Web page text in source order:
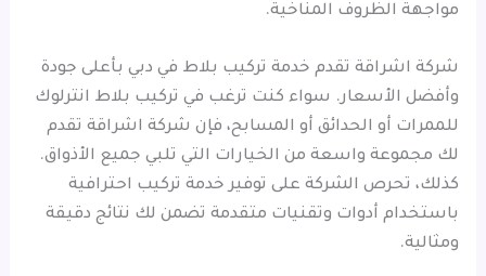
مواجهة الظروف المناخية.
شركة اشراقة تقدم خدمة تركيب بلاط في دبي بأعلى جودة
وأفضل الأسعار. سواء كنت ترغب في تركيب بلاط انترلوك
للممرات أو الحدائق أو المسابح، فإن شركة اشراقة تقدم
لك مجموعة واسعة من الخيارات التي تلبي جميع الأذواق.
كذلك، تحرص الشركة على توفير خدمة تركيب احترافية
باستخدام أدوات وتقنيات متقدمة تضمن لك نتائج دقيقة
ومثالية.